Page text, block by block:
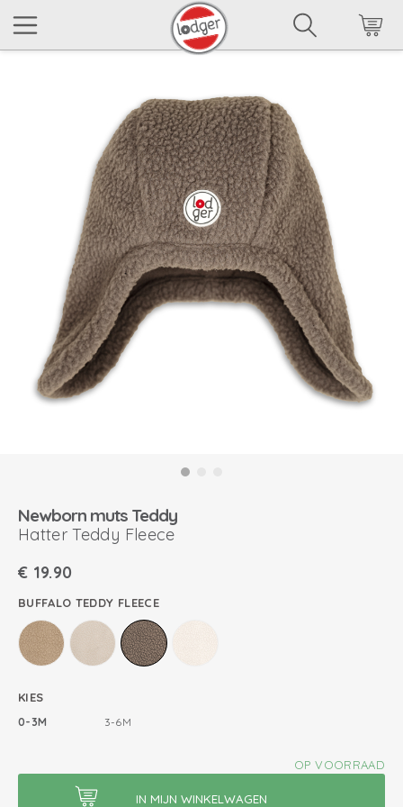
Newborn muts Teddy
Hatter Teddy Fleece
€ 19.90
BUFFALO TEDDY FLEECE
KIES
0-3M 3-6M
OP VOORRAAD